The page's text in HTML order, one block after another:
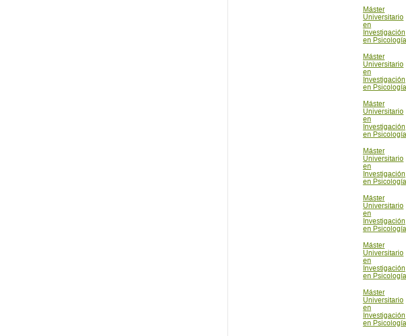
Máster
Universitario
en
Investigación
en Psicología
Máster
Universitario
en
Investigación
en Psicología
Máster
Universitario
en
Investigación
en Psicología
Máster
Universitario
en
Investigación
en Psicología
Máster
Universitario
en
Investigación
en Psicología
Máster
Universitario
en
Investigación
en Psicología
Máster
Universitario
en
Investigación
en Psicología